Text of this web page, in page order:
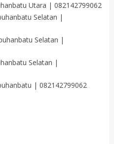
Utara | 082142799062
Selatan |
Selatan |
Selatan |
| 082142799062